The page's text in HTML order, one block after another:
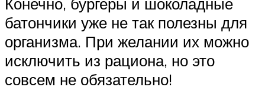
батончики уже не так полезны для
организма. При желании их можно
исключить из рациона, но это
совсем не обязательно!